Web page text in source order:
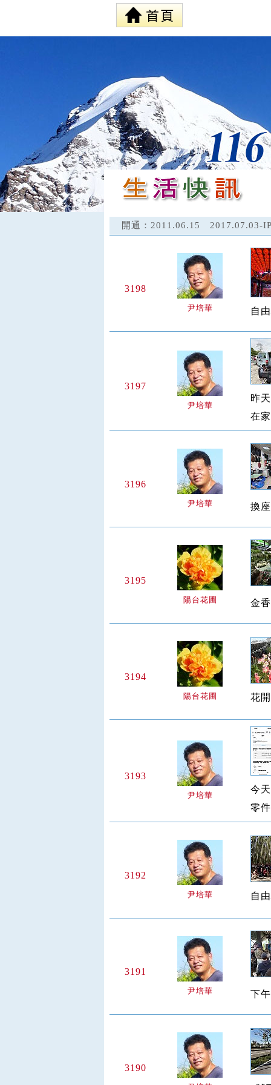
開通：2011.06.15 2017.07.03-
3198
尹培華 自
3197
尹培華
昨
在家
3196
尹培華 換
3195
陽台花圃 金
3194
陽台花圃 花
3193
尹培華
今
零
3192
尹培華 自
3191
尹培華 下
3190